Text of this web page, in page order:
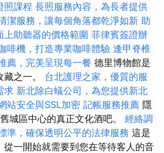
照課程 長照服務內容，為長者提供
潔服務，讓每個角落都乾淨如新 助
助聽器的價格範圍 菲律賓簽證辦
啡機，打造專業咖啡體驗 逢甲脊椎
薦，完美呈現每一餐 德里博物館是
之一。 台北護理之家，優質的服
求 新北除白蟻公司，為您提供新北
站安全與SSL加密 記帳服務推薦 隱
城區中心的真正文化酒吧。 經絡調
準，確保透明公平的法律服務 這是
從一開始就需要到您在等待客人的音